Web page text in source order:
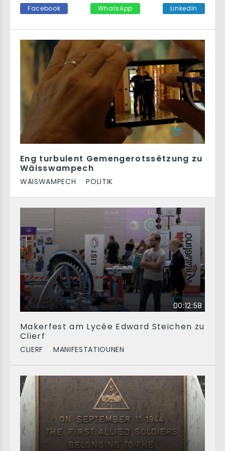
Eng turbulent Gemengerotssëtzung zu
Wäisswampech
WÄISWAMPECH POLITIK
00:12:58
Makerfest am Lycée Edward Steichen zu
Clierf
CLIERF MANIFESTATIOUNEN
Facebook WhatsApp LinkedIn